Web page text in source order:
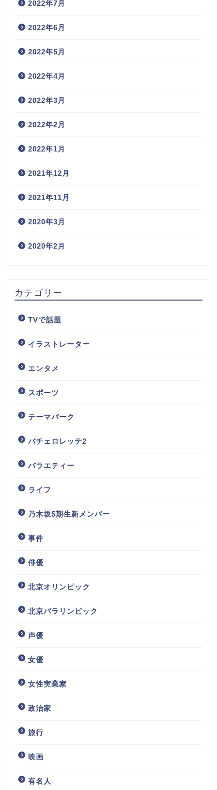
2022年7月
2022年6月
2022年5月
2022年4月
2022年3月
2022年2月
2022年1月
2021年12月
2021年11月
2020年3月
2020年2月
カテゴリー
TVで話題
イラストレーター
エンタメ
スポーツ
テーマパーク
バチェロレッテ2
バラエティー
ライフ
乃木坂5期生新メンバー
事件
俳優
北京オリンピック
北京パラリンピック
声優
女優
女性実業家
政治家
旅行
映画
有名人